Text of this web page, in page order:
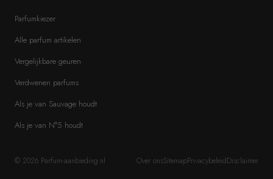
Parfumkiezer
Alle parfum artikelen
Vergelijkbare geuren
Verdwenen parfums
Als je van Sauvage houdt
Als je van N°5 houdt
© 2026 Parfum-aanbieding.nl Over onsSitemapPrivacybeleidDisclaimer